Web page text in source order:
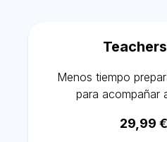
Menos tiempo
para acompañar
29,99